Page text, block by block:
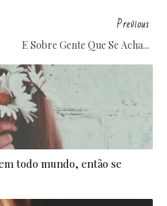
Previous
E Sobre Gente Que Se Acha...
todo mundo, então se